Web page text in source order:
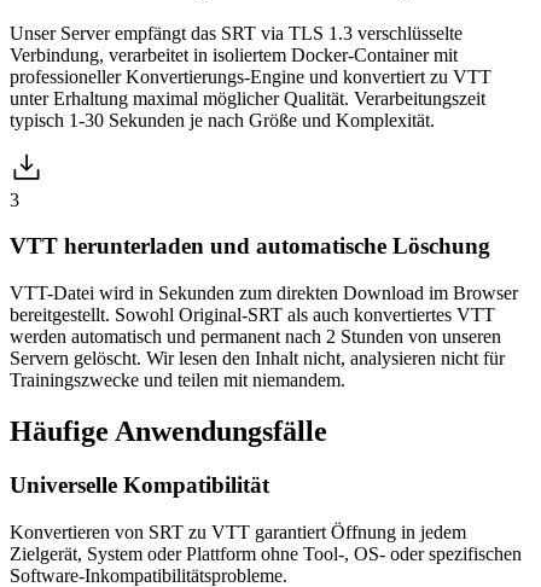
Unser Server empfängt das SRT via TLS 1.3 verschlüsselte
Verbindung, verarbeitet in isoliertem Docker-Container mit
professioneller Konvertierungs-Engine und konvertiert zu VTT
unter Erhaltung maximal möglicher Qualität. Verarbeitungszeit
typisch 1-30 Sekunden je nach Größe und Komplexität.
3
VTT herunterladen und automatische Löschung
VTT-Datei wird in Sekunden zum direkten Download im Browser
bereitgestellt. Sowohl Original-SRT als auch konvertiertes VTT
werden automatisch und permanent nach 2 Stunden von unseren
Servern gelöscht. Wir lesen den Inhalt nicht, analysieren nicht für
Trainingszwecke und teilen mit niemandem.
Häufige Anwendungsfälle
Universelle Kompatibilität
Konvertieren von SRT zu VTT garantiert Öffnung in jedem
Zielgerät, System oder Plattform ohne Tool-, OS- oder spezifischen
Software-Inkompatibilitätsprobleme.